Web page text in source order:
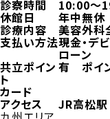
診察時間 10:00～
休館日 年中無休
診療内容 美容外科
支払い方法現金・デ
ローン
共立ポイン
ト
カード
有 ポイ
アクセス JR高松駅